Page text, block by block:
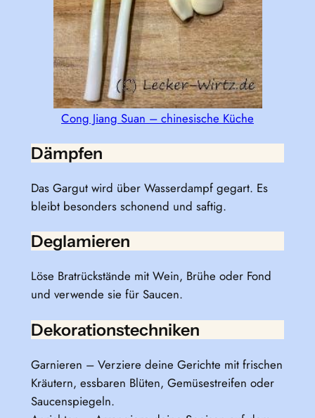
Cong Jiang Suan – chinesische Küche
Dämpfen
Das Gargut wird über Wasserdampf gegart. Es
bleibt besonders schonend und saftig.
Deglamieren
Löse Bratrückstände mit Wein, Brühe oder Fond
und verwende sie für Saucen.
Dekorationstechniken
Garnieren – Verziere deine Gerichte mit frischen
Kräutern, essbaren Blüten, Gemüsestreifen oder
Saucenspiegeln.